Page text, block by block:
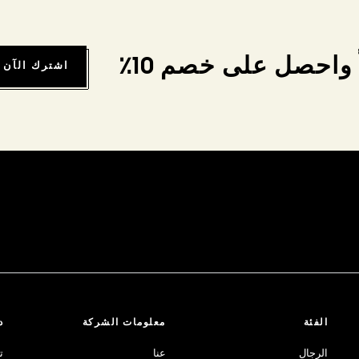
على خصم 10٪ اشترك الآن
الفئة
الرجال
معلومات الشركة
عنا